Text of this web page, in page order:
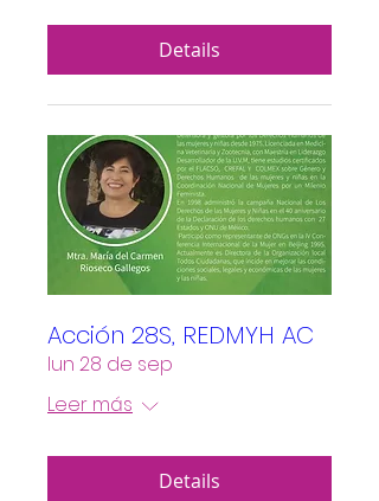
Details
Acción 28S, REDMYH AC
lun 28 de sep
Leer más
Details